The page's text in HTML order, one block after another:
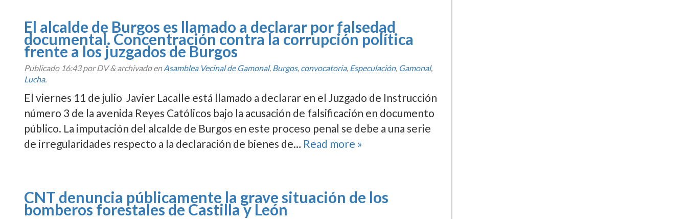
El alcalde de Burgos es llamado a declarar por falsedad
documental. Concentración contra la corrupción polí­tica
frente a los juzgados de Burgos
Publicado 16:43por DV&archivado enAsamblea Vecinal de Gamonal, Burgos, convocatoria, Especulación, Gamonal,
Lucha.
El viernes 11 de julio Javier Lacalle está llamado a declarar en el Juzgado de Instrucción
número 3 de la avenida Reyes Católicos bajo la acusación de falsificación en documento
público. La imputación del alcalde de Burgos en este proceso penal se debe a una serie
de irregularidades respecto a la declaración de bienes de… Read more »
CNT denuncia públicamente la grave situación de los
bomberos forestales de Castilla y León